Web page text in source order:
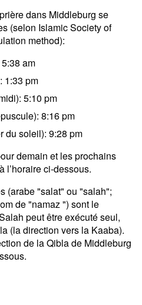
dans Middleburg se
(selon Islamic Society of
method):
am
1:33 pm
5:10 pm
8:16 pm
du soleil): 9:28 pm
demain et les prochains
l’horaire ci-dessous.
(arabe "salat" ou "salah";
de "namaz ") sont le
peut être exécuté seul,
(la direction vers la Kaaba).
de la Qibla de Middleburg